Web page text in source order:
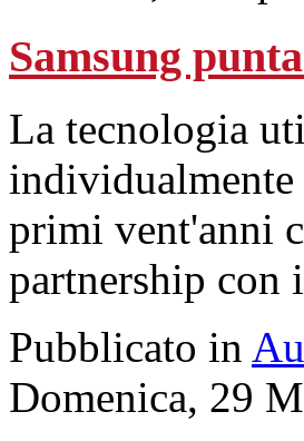
Samsung
La tecnologia
individualmente
primi vent'anni
partnership con
Pubblicato in
Domenica, 29